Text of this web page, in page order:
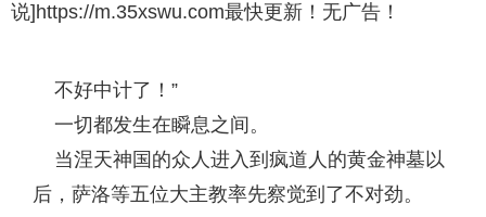
说]https://m.35xswu.com最快更新！无广告！
不好中计了！”
一切都发生在瞬息之间。
当涅天神国的众人进入到疯道人的黄金神墓以
后，萨洛等五位大主教率先察觉到了不对劲。